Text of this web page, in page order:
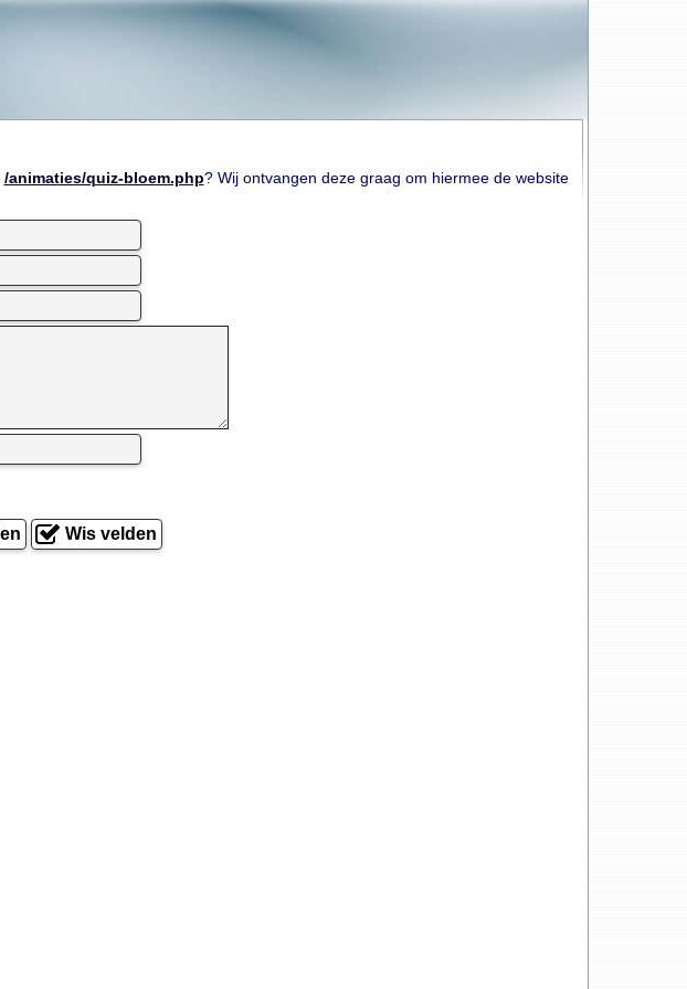
/animaties/quiz-bloem.php? Wij ontvangen deze graag om hiermee de website